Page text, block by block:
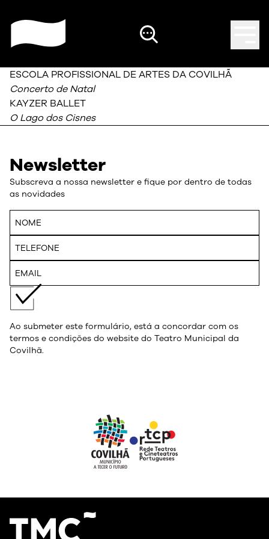
ESCOLA PROFISSIONAL DE ARTES DA COVILHÃ
Concerto de Natal
KAYZER BALLET
O Lago dos Cisnes
Newsletter
Subscreva a nossa newsletter e fique por dentro de todas
as novidades
Ao submeter este formulário, está a concordar com os
termos e condições do website do Teatro Municipal da
Covilhã.